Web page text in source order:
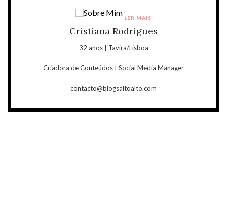
Cristiana Rodrigues
32 anos | Tavira/Lisboa
Criadora de Conteúdos | Social Media Manager
contacto@blogsaltoalto.com
LER MAIS